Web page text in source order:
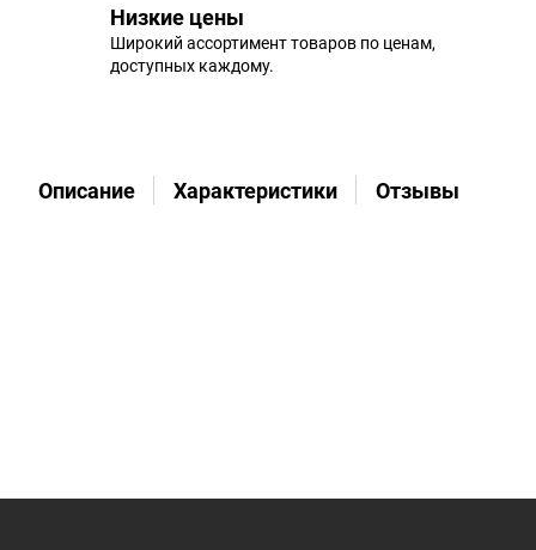
Низкие цены
Широкий ассортимент товаров по ценам,
доступных каждому.
Описание Характеристики Отзывы